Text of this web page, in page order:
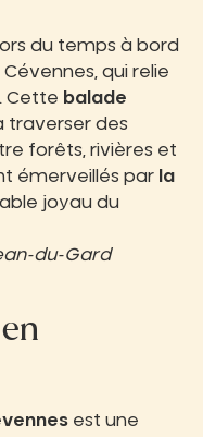
du temps à bord
qui relie
Cette balade
traverser des
forêts, rivières et
émerveillés par la
joyau du
du-Gard
en
est une